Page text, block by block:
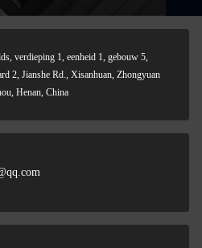
verdieping 1, eenheid 1, gebouw 5,
2, Jianshe Rd., Xisanhuan, Zhongyuan
Henan, China